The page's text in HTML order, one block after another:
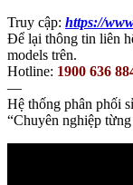
Truy cập: https://
Để lại thông tin liên
models trên.
Hotline: 1900 636
—
Hệ thống phân phối
“Chuyên nghiệp